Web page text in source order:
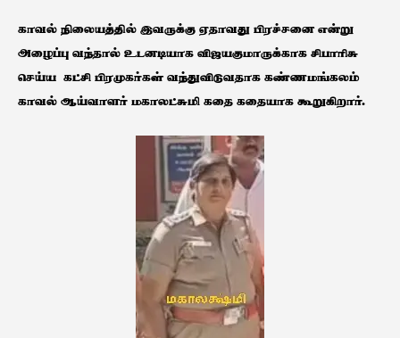
காவல் நிலையத்தில் இவருக்கு ஏதாவது பிரச்சனை என்று
அழைப்பு வந்தால் உடனடியாக விஜயகுமாருக்காக சிபாரிசு
செய்ய கட்சி பிரமுகர்கள் வந்துவிடுவதாக கண்ணமங்கலம்
காவல் ஆய்வாளர் மகாலட்சுமி கதை கதையாக கூறுகிறார்.